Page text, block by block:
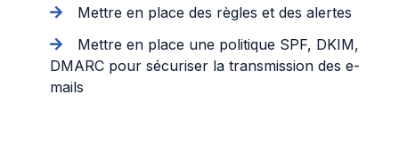
Mettre en place des règles et des alertes
Mettre en place une politique SPF, DKIM,
DMARC pour sécuriser la transmission des e-
mails